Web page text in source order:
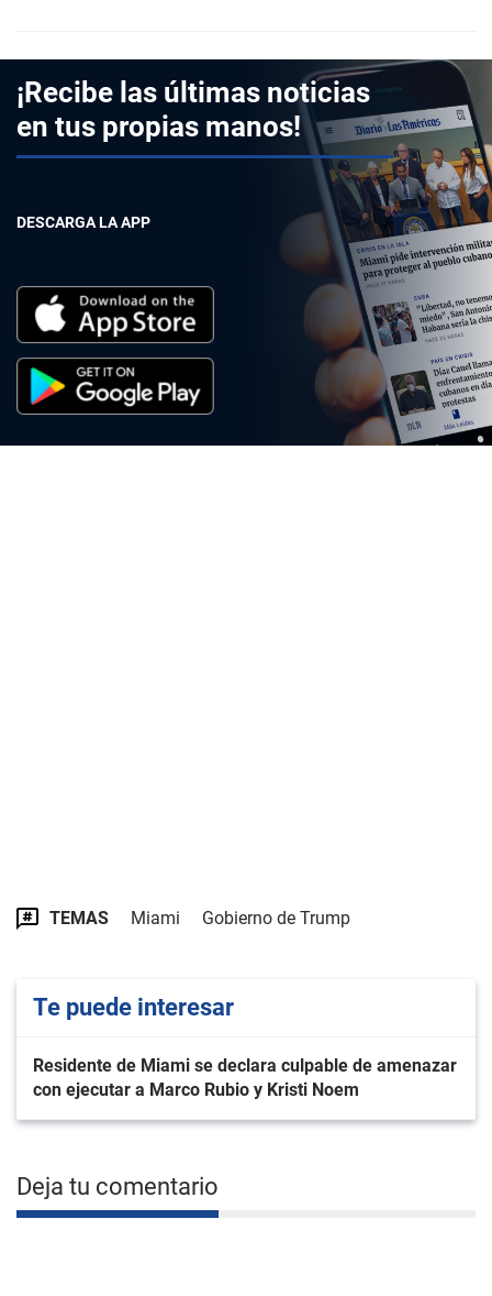
¡Recibe las últimas noticias
en tus propias manos!
DESCARGA LA APP
TEMAS Miami Gobierno de Trump
Te puede interesar
Residente de Miami se declara culpable de amenazar
con ejecutar a Marco Rubio y Kristi Noem
Deja tu comentario